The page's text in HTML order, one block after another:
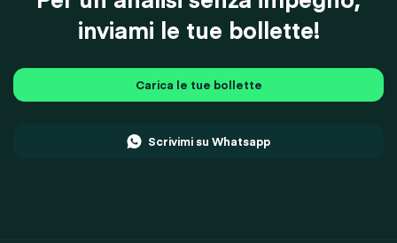
inviami le tue bollette!
Carica le tue bollette
Scrivimi su Whatsapp